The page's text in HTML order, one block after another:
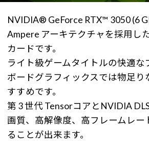
NVIDIA® GeForce RTX™ 3050 (6
Ampere アーキテクチャを採用し
カードです。
ライト級ゲームタイトルの快適な
ボードグラフィックスでは物足り
すすめです。
第 3 世代 TensorコアとNVIDIA
画質、高解像度、高フレームレー
ることが出来ます。